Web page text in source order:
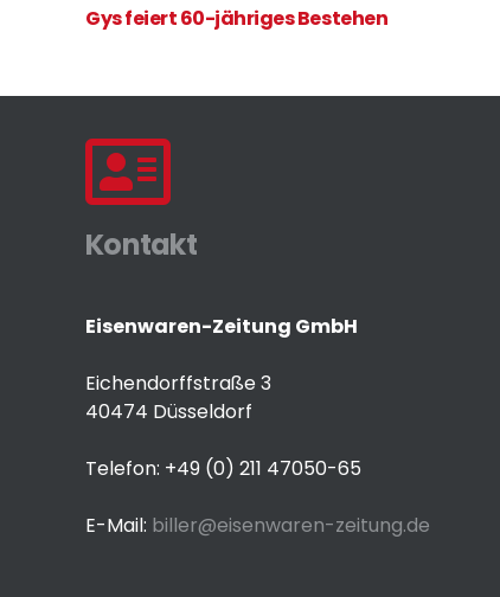
Gys feiert 60-jähriges Bestehen
Kontakt
Eisenwaren-Zeitung GmbH
Eichendorffstraße 3
40474 Düsseldorf
Telefon: +49 (0) 211 47050-65
E-Mail: biller@eisenwaren-zeitung.de